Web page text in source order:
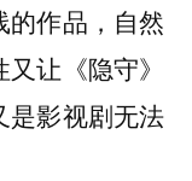
的作品，自然
让《隐守》
是影视剧无法